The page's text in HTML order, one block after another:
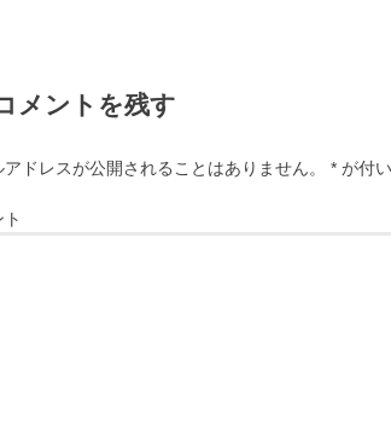
メントを残す
アドレスが公開されることはありません。 * が付